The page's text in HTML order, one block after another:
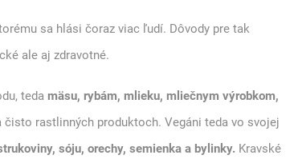
sa hlási čoraz viac ľudí. Dôvody pre tak
ale aj zdravotné.
teda mäsu, rybám, mlieku, mliečnym výrobkom,
čisto rastlinných produktoch. Vegáni teda vo svojej
sóju, orechy, semienka a bylinky. Kravské